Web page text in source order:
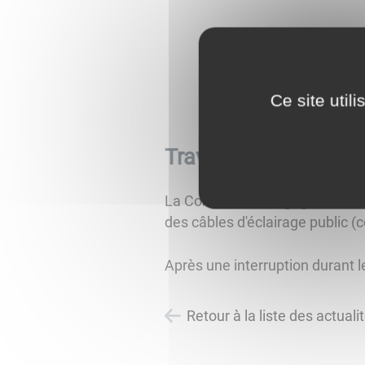
Travaux
La Commune a engagé une 4
des câbles d'éclairage public
Après une interruption durant
Retour à la liste des
Ce site